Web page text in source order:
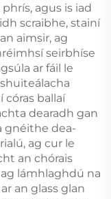
agus is iad
scraibhe, stainí
aimsir, ag
seirbhíse
ar fáil le
ballaí
dearadh gan
gnéithe dea-
ag cur le
an chórais
lámhlaghdú na
an glass glan